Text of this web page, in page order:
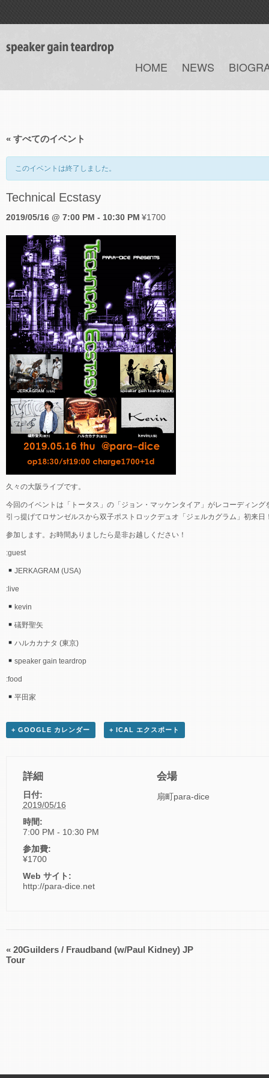
HOME NEWS
« すべてのイベント
このイベントは終了しました。
Technical Ecstasy
2019/05/16 @ 7:00 PM - 10:30 PM ¥1700
久々の大阪ライブです。
今回のイベントは「トータス」の「ジョン・マッケンタイア」がレコーディング
引っ提げてロサンゼルスから双子ポストロックデュオ「ジェルカグラム」初来日
参加します。お時間ありましたら是非お越しください！
:guest
JERKAGRAM (USA)
:live
kevin
礒野聖矢
ハルカカナタ (東京)
speaker gain teardrop
:food
平田家
+ GOOGLE カレンダー + ICAL エクスポート
詳細
日付:
2019/05/16
時間:
7:00 PM - 10:30 PM
参加費:
¥1700
Web サイト:
http://para-dice.net
会場
扇町para-dice
イ
« 20Guilders / Fraudband (w/Paul Kidney) JP
Tour